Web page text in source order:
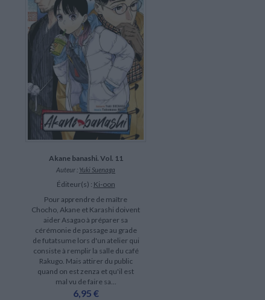
Akane banashi. Vol. 11
Auteur : Yuki Suenaga
Éditeur(s) : Ki-oon
Pour apprendre de maître
Chocho, Akane et Karashi doivent
aider Asagao à préparer sa
cérémonie de passage au grade
de futatsume lors d'un atelier qui
consiste à remplir la salle du café
Rakugo. Mais attirer du public
quand on est zenza et qu'il est
mal vu de faire sa...
6,95 €